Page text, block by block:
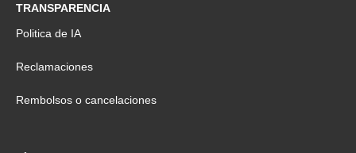
TRANSPARENCIA
Politica de IA
Reclamaciones
Rembolsos o cancelaciones